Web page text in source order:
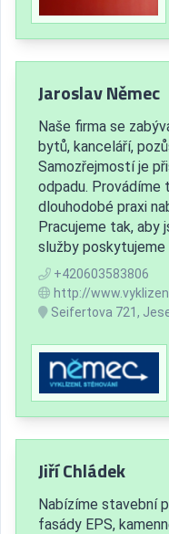
Jaroslav Němec
Naše firma se
bytů, kanceláří,
Samozřejmostí je
odpadu. Provádíme
dlouhodobé praxi
Pracujeme tak, aby
služby poskytujeme
+420603583806
http://
Seifertova 721,
Jiří Chládek
Nabízíme stavební
fasády EPS,